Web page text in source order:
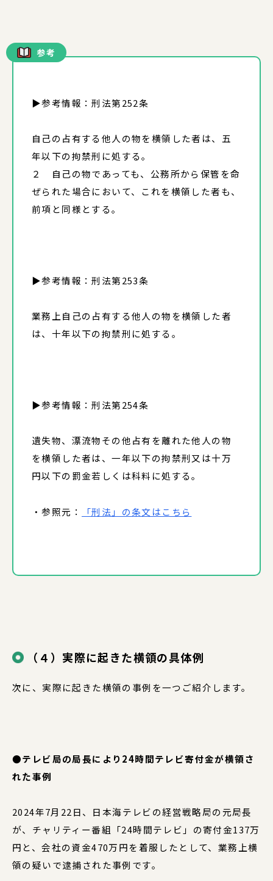
参考
▶参考情報：刑法第252条
自己の占有する他人の物を横領した者は、五
年以下の拘禁刑に処する。
２ 自己の物であっても、公務所から保管を命
ぜられた場合において、これを横領した者も、
前項と同様とする。
▶参考情報：刑法第253条
業務上自己の占有する他人の物を横領した者
は、十年以下の拘禁刑に処する。
▶参考情報：刑法第254条
遺失物、漂流物その他占有を離れた他人の物
を横領した者は、一年以下の拘禁刑又は十万
円以下の罰金若しくは科料に処する。
・参照元： 「刑法」の条文はこちら
（４）実際に起きた横領の具体例
次に、実際に起きた横領の事例を一つご紹介します。
●テレビ局の局長により24時間テレビ寄付金が横領さ
れた事例
2024年7月22日、日本海テレビの経営戦略局の元局長
が、チャリティー番組「24時間テレビ」の寄付金137万
円と、会社の資金470万円を着服したとして、業務上横
領の疑いで逮捕された事例です。